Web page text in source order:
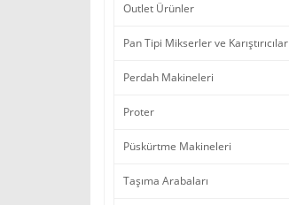
Outlet Ürünler
Pan Tipi Mikserler ve Karıştırıcılar
Perdah Makineleri
Proter
Püskürtme Makineleri
Taşıma Arabaları